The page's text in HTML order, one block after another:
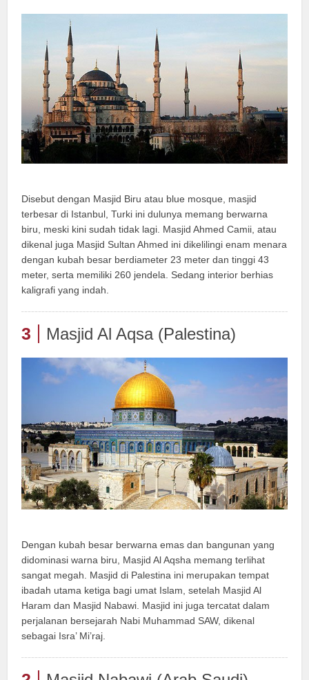
Disebut dengan Masjid Biru atau blue mosque, masjid
terbesar di Istanbul, Turki ini dulunya memang berwarna
biru, meski kini sudah tidak lagi. Masjid Ahmed Camii, atau
dikenal juga Masjid Sultan Ahmed ini dikelilingi enam menara
dengan kubah besar berdiameter 23 meter dan tinggi 43
meter, serta memiliki 260 jendela. Sedang interior berhias
kaligrafi yang indah.
3 Masjid Al Aqsa (Palestina)
Dengan kubah besar berwarna emas dan bangunan yang
didominasi warna biru, Masjid Al Aqsha memang terlihat
sangat megah. Masjid di Palestina ini merupakan tempat
ibadah utama ketiga bagi umat Islam, setelah Masjid Al
Haram dan Masjid Nabawi. Masjid ini juga tercatat dalam
perjalanan bersejarah Nabi Muhammad SAW, dikenal
sebagai Isra’ Mi’raj.